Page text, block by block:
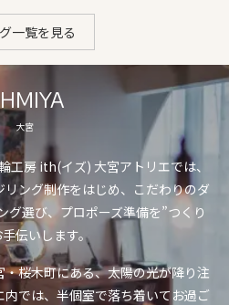
一覧を見る
大宮
工房 ith(イズ) 大宮アトリエでは、
ング制作をはじめ、こだわりのダ
グ選び、プロポーズ準備を”つくり
伝いします。
桜木町にある、太陽の光が降り注
では、半個室で落ち着いてお過ご